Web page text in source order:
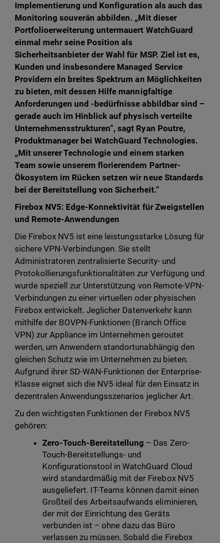
Implementierung und Konfiguration als auch das
Monitoring souverän abbilden. „Mit dieser
Portfolioerweiterung untermauert WatchGuard
einmal mehr seine Position als
Sicherheitsanbieter der Wahl für MSP. Ziel ist es,
Kunden und insbesondere Managed Service
Providern ein breites Spektrum an Möglichkeiten
zu bieten, mit dessen Hilfe mannigfaltige
Anforderungen und -bedürfnisse abbildbar sind –
gerade auch im Hinblick auf physisch verteilte
Unternehmensstrukturen“, sagt Ryan Poutre,
Produktmanager bei WatchGuard Technologies.
„Mit unserer Technologie und einem starken
Team sowie unserem florierendem Partner-
Ökosystem im Rücken setzen wir neue Standards
bei der Bereitstellung von Sicherheit.“
Firebox NV5: Edge-Konnektivität für Zweigstellen
und Remote-Anwendungen
Die Firebox NV5 ist eine leistungsstarke Lösung für
sichere VPN-Verbindungen. Sie stellt
Administratoren zentralisierte Security- und
Protokollierungsfunktionalitäten zur Verfügung und
wurde speziell zur Unterstützung von Remote-VPN-
Verbindungen zu einer virtuellen oder physischen
Firebox entwickelt. Jeglicher Datenverkehr kann
mithilfe der BOVPN-Funktionen (Branch Office
VPN) zur Appliance im Unternehmen geroutet
werden, um Anwendern standortunabhängig den
gleichen Schutz wie im Unternehmen zu bieten.
Aufgrund ihrer SD-WAN-Funktionen der Enterprise-
Klasse eignet sich die NV5 ideal für den Einsatz in
dezentralen Anwendungsszenarios jeglicher Art.
Zu den wichtigsten Funktionen der Firebox NV5
gehören:
Zero-Touch-Bereitstellung – Das Zero-
Touch-Bereitstellungs- und
Konfigurationstool in WatchGuard Cloud
wird standardmäßig mit der Firebox NV5
ausgeliefert. IT-Teams können damit einen
Großteil des Arbeitsaufwands eliminieren,
der mit der Einrichtung des Geräts
verbunden ist – ohne dazu das Büro
verlassen zu müssen. Sobald die Firebox